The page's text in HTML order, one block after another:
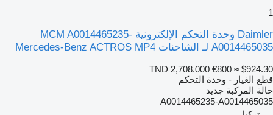
1
Daimler وحدة التحكم الإلكترونية MCM A0014465235-
A0014465035 لـ الشاحنات Mercedes-Benz ACTROS MP4
TND 2,708.000 €800 ≈ $924.30
قطع الغيار - وحدة التحكم
حالة المركبة جديد
A0014465235-A0014465035